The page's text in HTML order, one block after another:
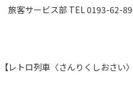
旅客サービス部 TEL 0193-62-
【レトロ列車〈さんりくしおさい